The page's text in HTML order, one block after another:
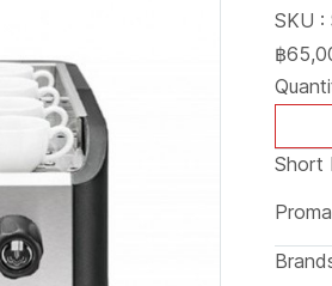
SKU :
฿
Short